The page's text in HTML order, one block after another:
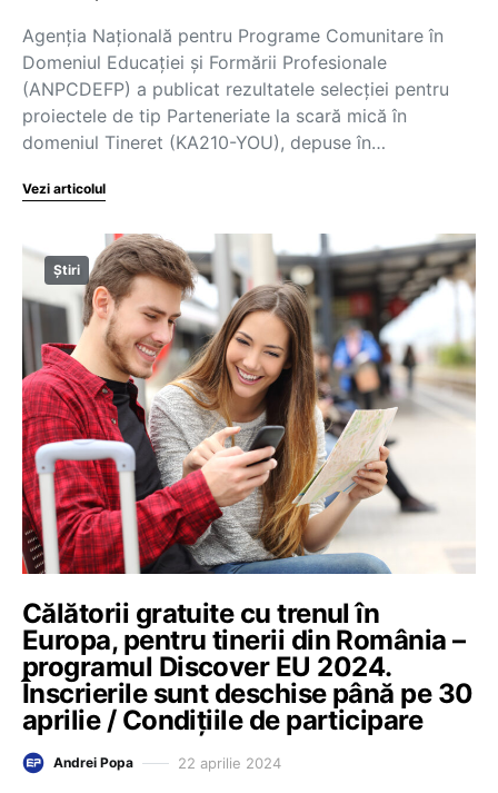
Agenția Națională pentru Programe Comunitare în
Domeniul Educației și Formării Profesionale
(ANPCDEFP) a publicat rezultatele selecției pentru
proiectele de tip Parteneriate la scară mică în
domeniul Tineret (KA210-YOU), depuse în…
Vezi articolul
Știri
Călătorii gratuite cu trenul în
Europa, pentru tinerii din România –
programul Discover EU 2024.
Înscrierile sunt deschise până pe 30
aprilie / Condițiile de participare
Andrei Popa 22 aprilie 2024